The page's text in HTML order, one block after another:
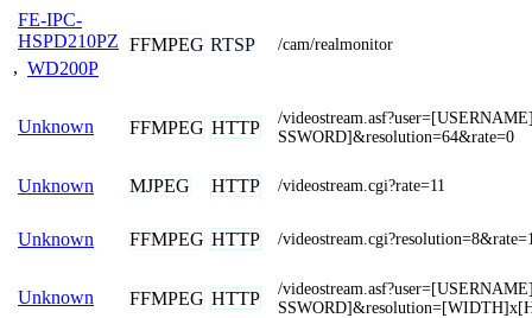
FE-IPC-
HSPD210PZ
, WD200P
FFMPEG RTSP /cam/realmonitor
Unknown FFMPEG HTTP
/
SSWORD]&resolution=64&rate=0
Unknown MJPEG HTTP /videostream.cgi?rate=11
Unknown FFMPEG HTTP /
Unknown FFMPEG HTTP
/